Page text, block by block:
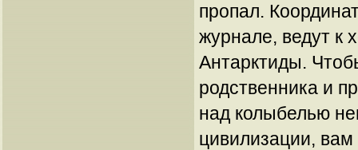
пропал.
журнале, ведут к
Антарктиды.
родственника и
над колыбелью
цивилизации,